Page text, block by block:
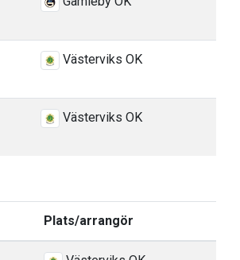
Västerviks OK
Västerviks OK
Plats/arrangör